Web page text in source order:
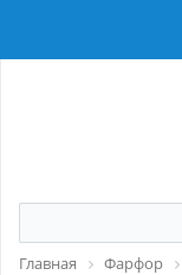
Главная Фарфор